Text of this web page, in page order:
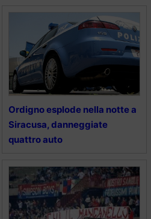
Ordigno esplode nella notte a
Siracusa, danneggiate
quattro auto